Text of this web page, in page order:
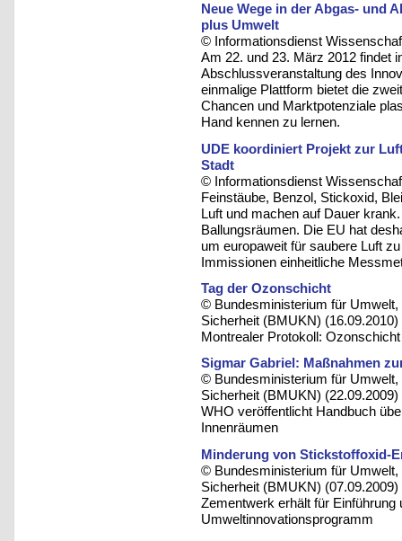
Neue Wege in der Abgas- und
plus Umwelt
© Informationsdienst
Am 22. und 23. März 2012 findet
Abschlussveranstaltung des
einmalige Plattform bietet die
Chancen und Marktpotenziale
Hand kennen zu lernen.
UDE koordiniert Projekt zur
Stadt
© Informationsdienst
Feinstäube, Benzol, Stickoxid,
Luft und machen auf Dauer
Ballungsräumen. Die EU hat
um europaweit für saubere Luft
Immissionen einheitliche
Tag der Ozonschicht
© Bundesministerium für
Sicherheit (BMUKN) (16.09.2010)
Montrealer Protokoll:
Sigmar Gabriel: Maßnahmen
© Bundesministerium für
Sicherheit (BMUKN) (22.09.2009)
WHO veröffentlicht Handbuch
Innenräumen
Minderung von Stickstoffoxid-
© Bundesministerium für
Sicherheit (BMUKN) (07.09.2009)
Zementwerk erhält für
Umweltinnovationsprogramm